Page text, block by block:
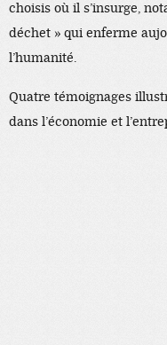
choisis où il s’insurge,
déchet » qui enferme
l’humanité.
Quatre témoignages
dans l’économie et